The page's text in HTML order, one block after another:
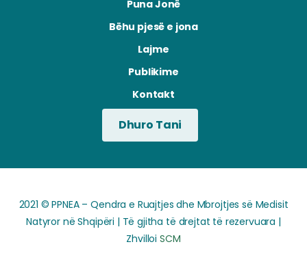
Puna Jonë
Bëhu pjesë e jona
Lajme
Publikime
Kontakt
Dhuro Tani
2021 © PPNEA – Qendra e Ruajtjes dhe Mbrojtjes së Medisit
Natyror në Shqipëri | Të gjitha të drejtat të rezervuara |
ZhvilloiSCM